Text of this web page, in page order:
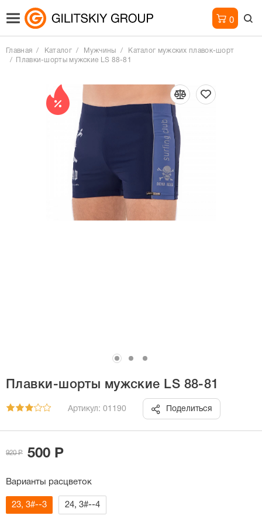
0
Главная Каталог Мужчины
Каталог мужских плавок-шорт
Плавки-шорты мужские LS 88-81
Плавки-шорты мужские LS 88-81
Артикул: 01190 Поделиться
920 Р 500 Р
Варианты расцветок
23, 3#--3 24, 3#--4